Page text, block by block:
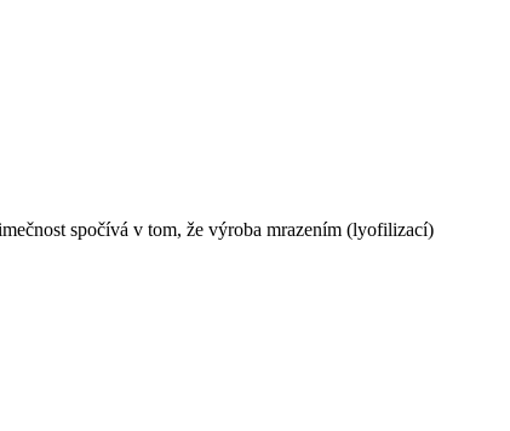
spočívá v tom, že výroba mrazením (lyofilizací)